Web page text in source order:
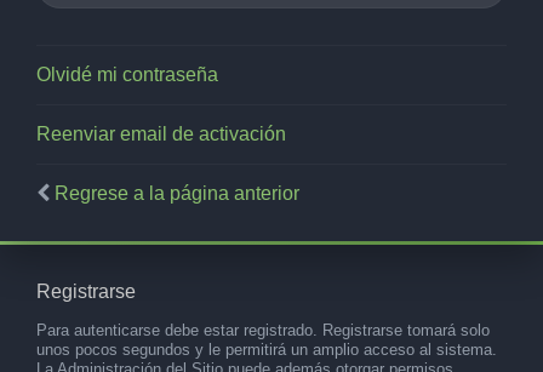
Olvidé mi contraseña
Reenviar email de activación
Regrese a la página anterior
Registrarse
Para autenticarse debe estar registrado. Registrarse tomará solo
unos pocos segundos y le permitirá un amplio acceso al sistema.